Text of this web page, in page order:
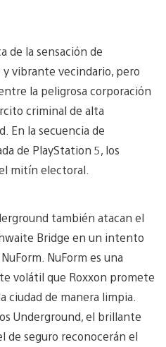
de la sensación de
vibrante vecindario, pero
la peligrosa corporación
criminal de alta
En la secuencia de
de PlayStation 5, los
mitín electoral.
también atacan el
Bridge en un intento
NuForm es una
volátil que Roxxon promete
ciudad de manera limpia.
Underground, el brillante
de seguro reconocerán el